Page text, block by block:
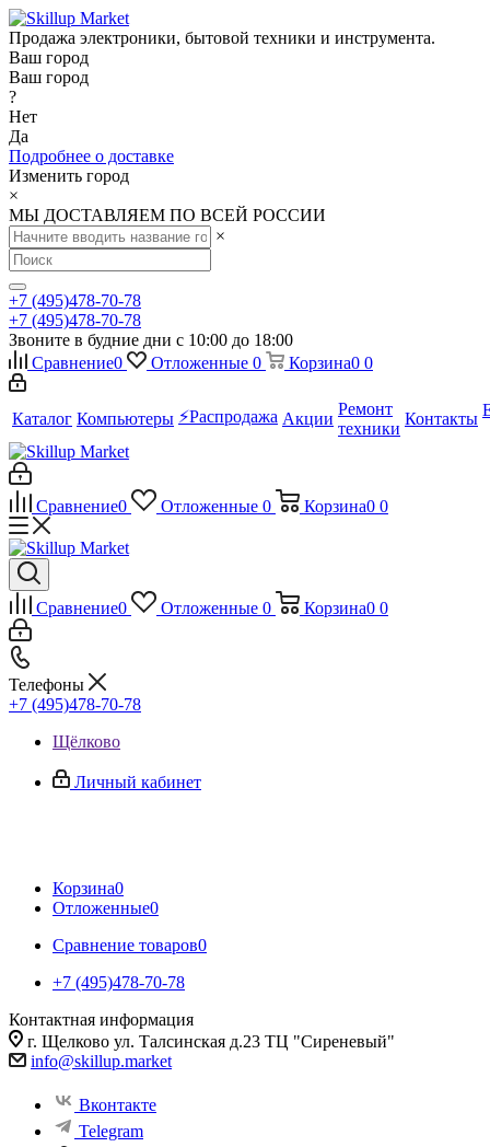
Продажа электроники, бытовой техники и инструмента.
Ваш город
Ваш город
?
Нет
Да
Подробнее о доставке
Изменить город
×
МЫ ДОСТАВЛЯЕМ ПО ВСЕЙ РОССИИ
×
+7 (495)478-70-78
+7 (495)478-70-78
Звоните в будние дни с 10:00 до 18:00
Сравнение0 Отложенные 0 Корзина0 0
Каталог Компьютеры ⚡️Распродажа Акции
Ремонт
техники
Контакты
Сравнение0 Отложенные 0 Корзина0 0
Сравнение0 Отложенные 0 Корзина0 0
Телефоны
+7 (495)478-70-78
Щёлково
Личный кабинет
Корзина0
Отложенные0
Сравнение товаров0
+7 (495)478-70-78
Контактная информация
г. Щелково ул. Талсинская д.23 ТЦ "Сиреневый"
info@skillup.market
Вконтакте
Telegram